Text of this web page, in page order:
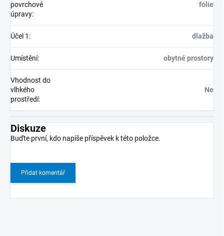
povrchové
úpravy:
fólie
Účel 1 : dlažba
Umístění: obytné prostory
Vhodnost do
vlhkého
prostředí:
Ne
Diskuze
Buďte první, kdo napíše příspěvek k této položce.
Přidat komentář